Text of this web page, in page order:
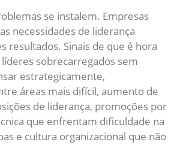
se instalem. Empresas
necessidades de liderança
resultados. Sinais de que é hora
sobrecarregados sem
estrategicamente,
áreas mais difícil, aumento de
de liderança, promoções por
que enfrentam dificuldade na
e cultura organizacional que não